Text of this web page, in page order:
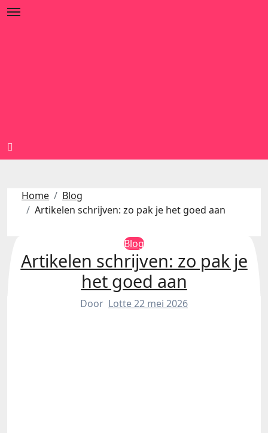
Ga
Home
Blog
Artikelen schrijven: zo pak je het goed aan
Blog
Artikelen schrijven: zo pak je
het goed aan
Door Lotte22 mei 2026